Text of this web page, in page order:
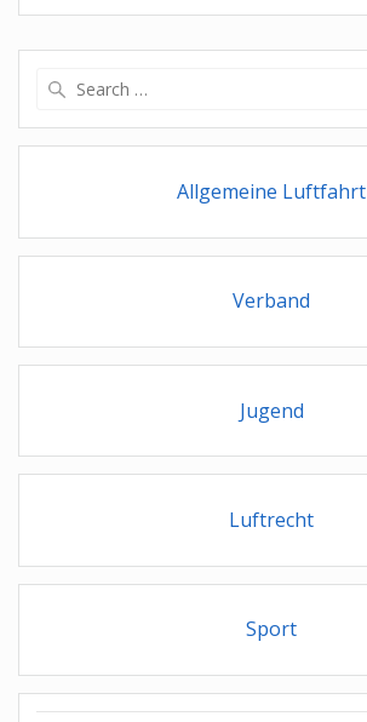
Allgemeine Luftfahrt
Verband
Jugend
Luftrecht
Sport